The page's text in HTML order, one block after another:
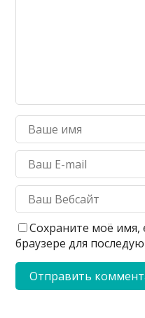
Сохраните моё имя,
браузере для